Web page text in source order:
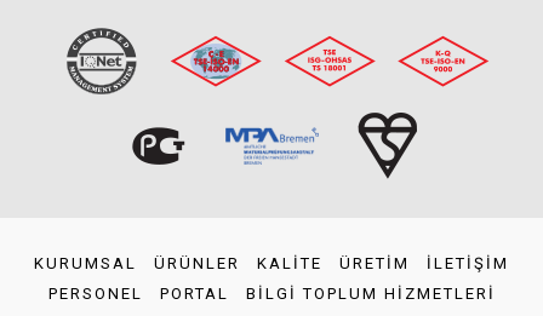
KURUMSAL ÜRÜNLER KALİTE ÜRETİM
İLETİŞİM
PERSONEL
PORTAL BİLGİ TOPLUM HİZMETLERİ